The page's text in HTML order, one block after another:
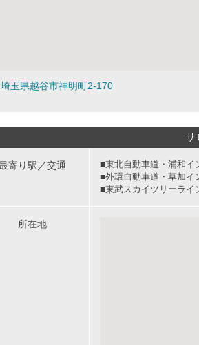
埼玉県越谷市神明町2-170
サ
寄り駅／交通
■東北自動車道・浦和イ
■外環自動車道・草加イ
■東武スカイツリーライ
所在地